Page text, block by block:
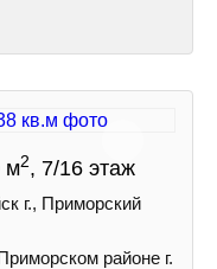
м2, 7/16 этаж
г., Приморский
районе г.